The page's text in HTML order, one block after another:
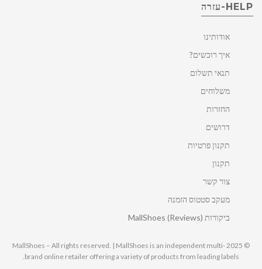
HELP-עזרה
אודותינו
איך רוכשים?
תנאי תשלום
משלוחים
החזרות
דרושים
תקנון פרטיות
תקנון
צור קשר
מעקב סטטוס הזמנה
ביקורות MallShoes (Reviews)
© 2025 MallShoes – All rights reserved. | MallShoes is an independent multi-
brand online retailer offering a variety of products from leading labels.